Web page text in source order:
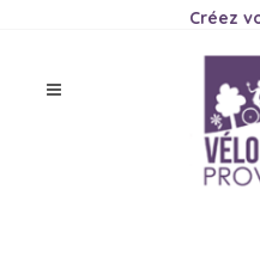
Créez